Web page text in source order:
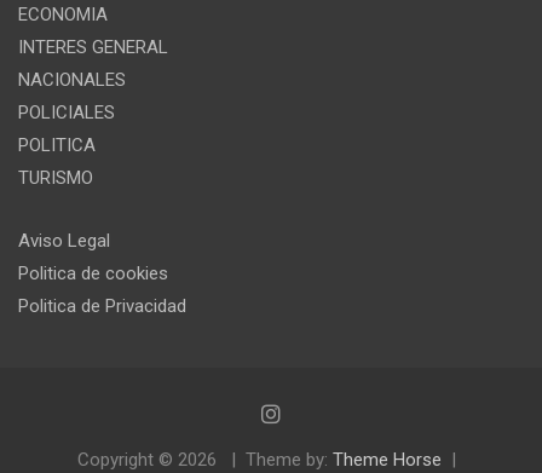
ECONOMIA
INTERES GENERAL
NACIONALES
POLICIALES
POLITICA
TURISMO
Aviso Legal
Politica de cookies
Politica de Privacidad
Copyright © 2026 Theme by: Theme Horse